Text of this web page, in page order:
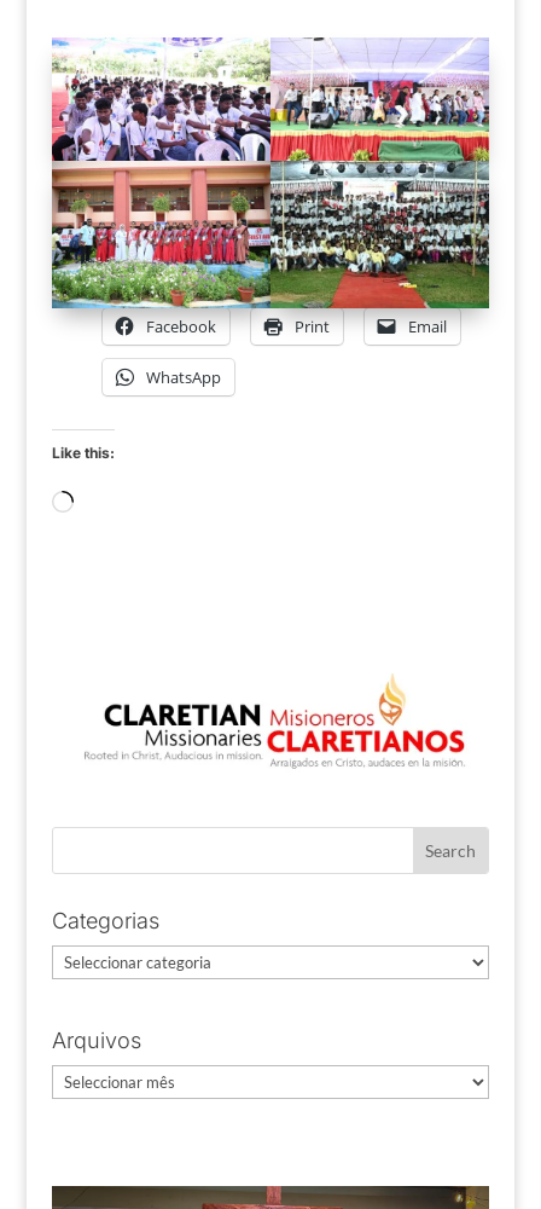
Facebook Print Email
WhatsApp
Like this:
Loading…
Categorias
Categorias
Arquivos
Arquivos